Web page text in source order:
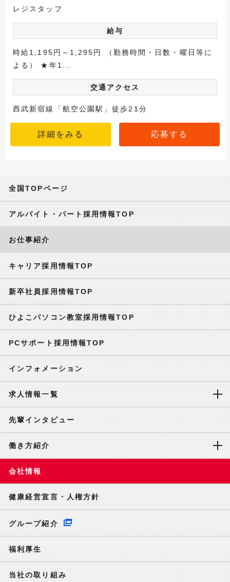
レジスタッフ
給与
時給1,195円～1,295円 （勤務時間・日数・曜日等に
よる） ★年1...
交通アクセス
西武新宿線「航空公園駅」徒歩21分
詳細をみる 応募する
全国TOPページ
アルバイト・パート採用情報TOP
お仕事紹介
キャリア採用情報TOP
新卒社員採用情報TOP
ひよこパソコン教室採用情報TOP
PCサポート採用情報TOP
インフォメーション
求人情報一覧
先輩インタビュー
働き方紹介
会社情報
健康経営宣言・人権方針
グループ紹介
福利厚生
当社の取り組み